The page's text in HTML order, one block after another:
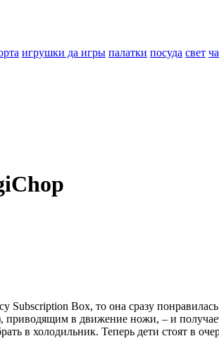
игрушки да игры палатки посуда свет
Box, то она сразу
в движение ножи, – и
в холодильник. Теперь дети стоят в